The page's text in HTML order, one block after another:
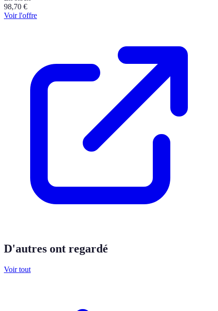
98,70 €
Voir l'offre
D'autres ont regardé
Voir tout